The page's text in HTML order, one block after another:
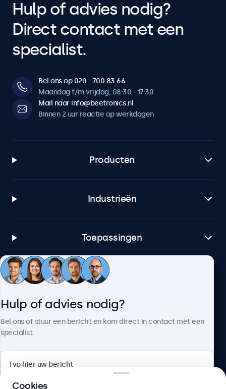
Hulp of advies nodig?
Direct contact met een
specialist.
Bel ons op 020 - 700 83 66
Maandag t/m vrijdag, 08:30 - 17:30
Mail naar info@beetronics.nl
Binnen 2 uur reactie op werkdagen
Producten
Industrieën
Toepassingen
Klantenservice
Hulp of advies nodig?
Bel ons of stuur een bericht en kom direct in contact met een
specialist.
Cookies